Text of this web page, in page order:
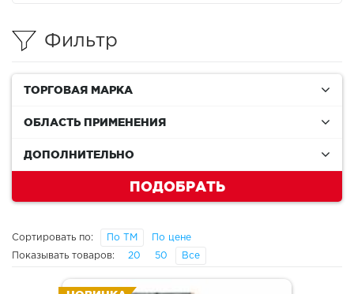
Фильтр
ТОРГОВАЯ МАРКА
ОБЛАСТЬ ПРИМЕНЕНИЯ
ДОПОЛНИТЕЛЬНО
ПОДОБРАТЬ
Сортировать по: По ТМ По цене
Показывать товаров: 20 50 Все